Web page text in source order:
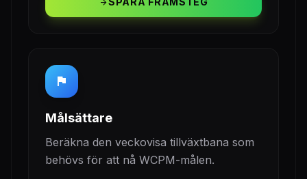
flag
Målsättare
Beräkna den veckovisa tillväxtbana som
behövs för att nå WCPM-målen.